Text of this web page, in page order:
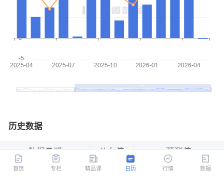
历史数据
数据日期 公布值 预测值
2026-05 -0.180 17.000
首页 专栏 精品课 日历 行情 数据